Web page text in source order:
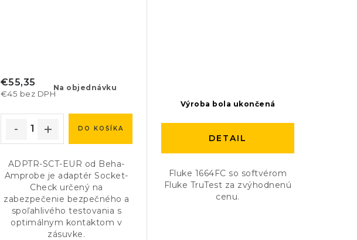
Na objednávku
€45 bez DPH
€55,35
DO KOŠÍKA
ADPTR-SCT-EUR od Beha-
Amprobe je adaptér Socket-
Check určený na
zabezpečenie bezpečného a
spoľahlivého testovania s
optimálnym kontaktom v
zásuvke.
Výroba bola ukončená
DETAIL
Fluke 1664FC so softvérom
Fluke TruTest za zvýhodnenú
cenu.